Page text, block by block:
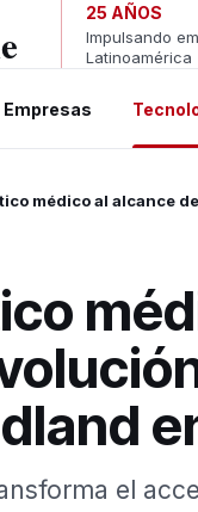
25 AÑOS
Impulsando
Latinoamérica
Empresas
médico al alcance
el